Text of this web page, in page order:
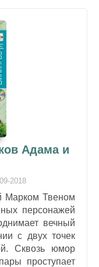
Адама и
2018
Марком Твеном
персонажей
вечный
с двух точек
Сквозь юмор
проступает